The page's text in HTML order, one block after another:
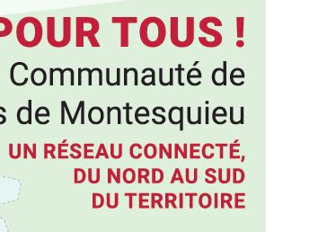
Samedi 22 octobre,
nouveau parcours
Brède ! Partez à la
de « Zétoulu » en
traces du célèbre